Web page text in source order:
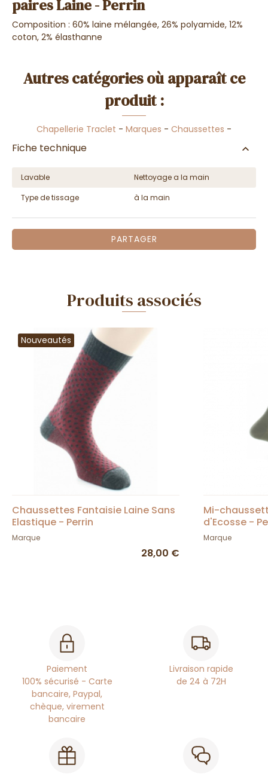
paires Laine - Perrin
Composition : 60% laine mélangée, 26% polyamide, 12%
coton, 2% élasthanne
Autres catégories où apparaît ce
produit :
Chapellerie Traclet - Marques - Chaussettes -
Fiche technique
Lavable
Nettoyage a la main
Type de tissage
à la main
PARTAGER
Produits associés
Nouveautés
Chaussettes Fantaisie Laine Sans
Elastique - Perrin
Marque
28,00 €
Mi-
d'Ecosse -
Marque
Paiement
100% sécurisé - Carte
bancaire, Paypal,
chèque, virement
bancaire
Livraison rapide
de 24 à 72H